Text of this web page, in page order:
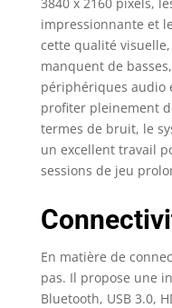
impressionnante et
cette qualité
manquent de
périphériques audio
profiter pleinement
termes de bruit, le
un excellent travail
sessions de jeu
En matière de
pas. Il propose une
Bluetooth, USB 3.0,